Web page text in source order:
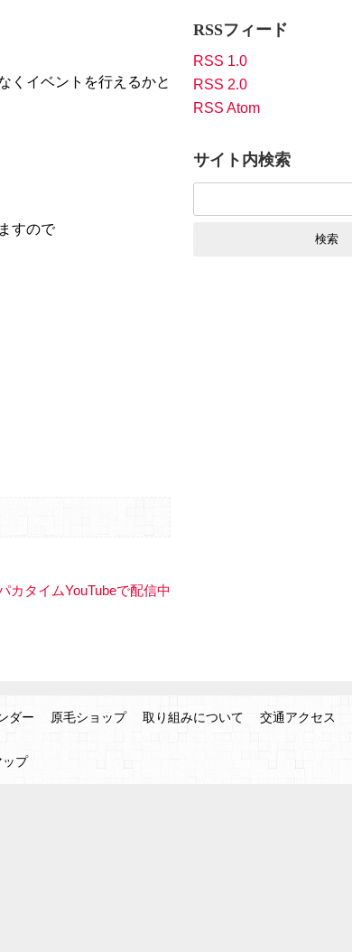
くイベントを行えるかと
すので
カタイムYouTubeで配信中
RSSフィード
RSS 1.0
RSS 2.0
RSS Atom
サイト内検索
ダー 原毛ショップ 取り組みについて 交通アクセス
ップ